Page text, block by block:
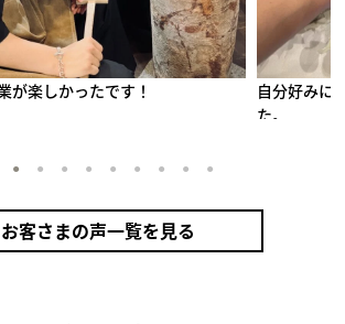
自分好みにカスタムできる点が魅力的でし
綺
お客さまの声一覧を見る